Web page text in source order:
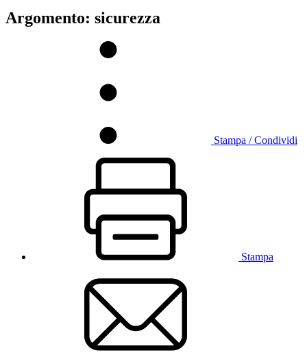
Argomento: sicurezza
Stampa / Condividi
Stampa